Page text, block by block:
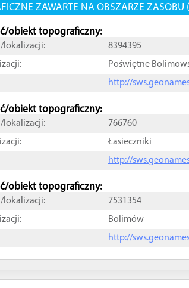
ZAWARTE NA OBSZARZE ZASOBU
obiekt topograficzny:
lokalizacji:
8394395
Poświętne
http://
obiekt topograficzny:
lokalizacji:
766760
Łasieczniki
http://
obiekt topograficzny:
lokalizacji:
7531354
Bolimów
http://